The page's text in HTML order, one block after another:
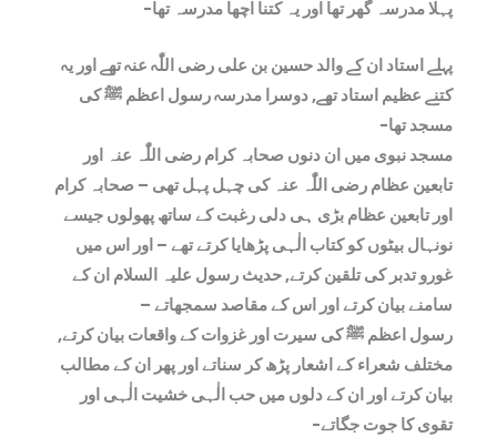
پہلا مدرسہ گھر تھا اور یہ کتنا اچھا مدرسہ تھا-
پہلے استاد ان کے والد حسین بن علی رضی اللّٰہ عنہ تھے اور یہ
کتنے عظیم استاد تھے, دوسرا مدرسہ رسول اعظم ﷺ کی
مسجد تھا-
مسجد نبوی میں ان دنوں صحابہ کرام رضی اللّٰہ عنہ اور
تابعین عظام رضی اللّٰہ عنہ کی چہل پہل تھی – صحابہ کرام
اور تابعین عظام بڑی ہی دلی رغبت کے ساتھ پھولوں جیسے
نونہال بیٹوں کو کتاب الٰہی پڑھایا کرتے تھے – اور اس میں
غورو تدبر کی تلقین کرتے, حدیث رسول علیہ السلام ان کے
سامنے بیان کرتے اور اس کے مقاصد سمجھاتے –
رسول اعظم ﷺ کی سیرت اور غزوات کے واقعات بیان کرتے,
مختلف شعراء کے اشعار پڑھ کر سناتے اور پھر ان کے مطالب
بیان کرتے اور ان کے دلوں میں حب الٰہی خشیت الٰہی اور
تقوی کا جوت جگاتے-